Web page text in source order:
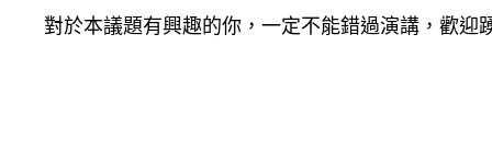
對於本議題有興趣的你，一定不能錯過演講，歡迎